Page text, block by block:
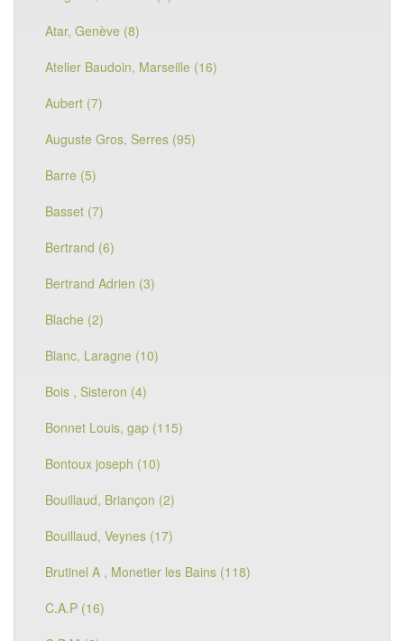
Atar, Genève (8)
Atelier Baudoin, Marseille (16)
Aubert (7)
Auguste Gros, Serres (95)
Barre (5)
Basset (7)
Bertrand (6)
Bertrand Adrien (3)
Blache (2)
Blanc, Laragne (10)
Bois , Sisteron (4)
Bonnet Louis, gap (115)
Bontoux joseph (10)
Bouillaud, Briançon (2)
Bouillaud, Veynes (17)
Brutinel A , Monetier les Bains (118)
C.A.P (16)